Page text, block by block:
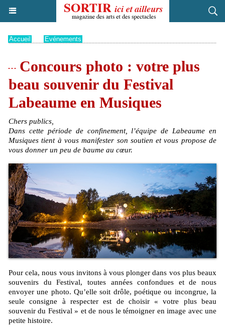
Accueil Evénements
Concours photo : votre plus
beau souvenir du Festival
Labeaume en Musiques
Chers publics,
Dans cette période de confinement, l’équipe de Labeaume en
Musiques tient à vous manifester son soutien et vous propose de
vous donner un peu de baume au cœur.
Pour cela, nous vous invitons à vous plonger dans vos plus beaux
souvenirs du Festival, toutes années confondues et de nous
envoyer une photo. Qu’elle soit drôle, poétique ou incongrue, la
seule consigne à respecter est de choisir « votre plus beau
souvenir du Festival » et de nous le témoigner en image avec une
petite histoire.